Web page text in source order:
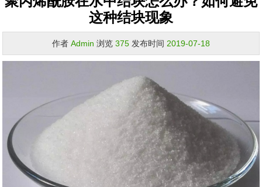
这种结块现象
作者 Admin 浏览 375 发布时间 2019-07-18